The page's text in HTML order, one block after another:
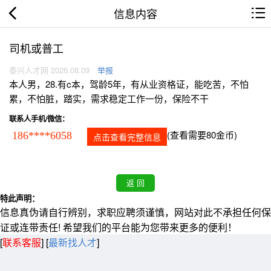
信息内容
司机或普工
泰兴人才网 2026.08.09 举报
本人男，28.有c本，驾龄5年，有从业资格证，能吃苦，不怕
累，不怕脏，踏实，需求稳定工作一份，保险不干
联系人手机/微信：
186****6058 点击查看完整信息 (查看需要80金币)
特此声明：
信息真伪请自行辨别，求职应聘须谨慎，网站对此不承担任何保
证或连带责任! 希望我们的平台能为您带来更多的便利！
[联系客服] [最新找人才]